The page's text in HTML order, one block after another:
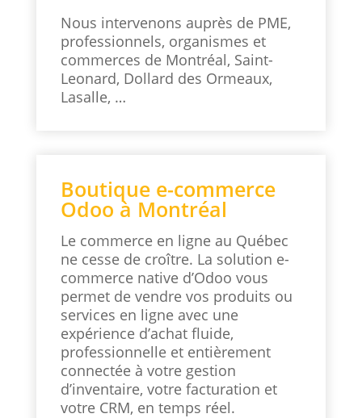
Nous intervenons auprès de PME,
professionnels, organismes et
commerces de Montréal, Saint-
Leonard, Dollard des Ormeaux,
Lasalle, …
Boutique e-commerce
Odoo à Montréal
Le commerce en ligne au Québec
ne cesse de croître. La solution e-
commerce native d’Odoo vous
permet de vendre vos produits ou
services en ligne avec une
expérience d’achat fluide,
professionnelle et entièrement
connectée à votre gestion
d’inventaire, votre facturation et
votre CRM, en temps réel.